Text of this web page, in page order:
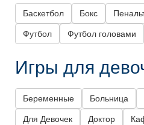
Баскетбол Бокс
Футбол Футбол головами
Игры для
Беременные Больница
Для Девочек Доктор